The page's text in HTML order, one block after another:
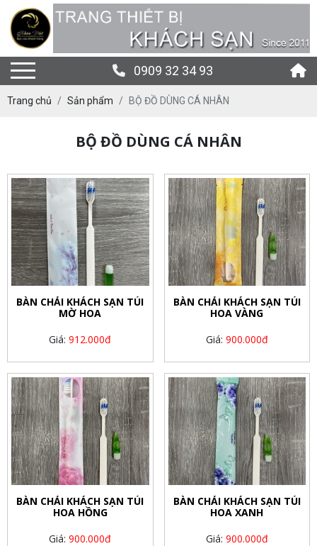
0909 32 34 93
Trang chủ Sản phẩm BỘ ĐỒ DÙNG CÁ NHÂN
BỘ ĐỒ DÙNG CÁ NHÂN
BÀN CHẢI KHÁCH SẠN TÚI
MỜ HOA
Giá: 912.000đ
BÀN CHẢI KHÁCH SẠN TÚI
HOA VÀNG
Giá: 900.000đ
BÀN CHẢI KHÁCH SẠN TÚI
HOA HỒNG
Giá: 900.000đ
BÀN CHẢI KHÁCH SẠN TÚI
HOA XANH
Giá: 900.000đ